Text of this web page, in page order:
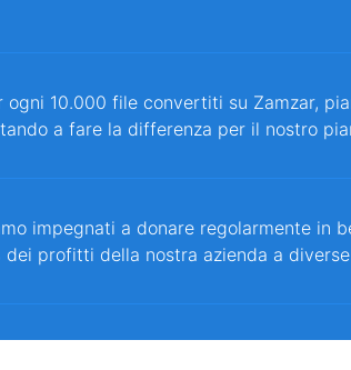
ogni 10.000 file convertiti su Zamzar,
a fare la differenza per il nostro
impegnati a donare regolarmente in
dei profitti della nostra azienda a